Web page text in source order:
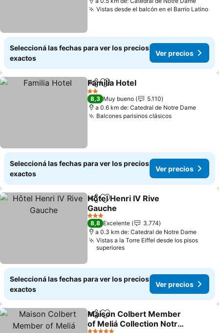
Vistas desde el balcón en el Barrio Latino
Seleccioná las fechas para ver los precios
exactos
Ver precios
CompartirAñadir a favoritos
Familia Hotel
2 Estrellas
8,3 Muy bueno
5.110
a 0.6 km de: Catedral de Notre Dame
Balcones parisinos clásicosVer precios
Seleccioná las fechas para ver los precios
exactos
Ver precios
CompartirAñadir a favoritos
Hôtel Henri IV Rive
Gauche
Ver precios
3 Estrellas
8,8 Excelente
3.774
a 0.3 km de: Catedral de Notre Dame
Vistas a la Torre Eiffel desde los pisos
superiores
Seleccioná las fechas para ver los precios
exactos
Ver precios
CompartirAñadir a favoritos
Maison Colbert Member
of Meliá Collection Notre-